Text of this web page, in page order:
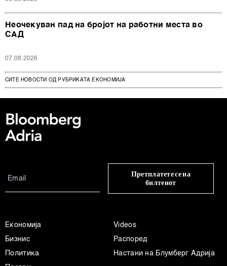
Неочекуван пад на бројот на работни места во
САД
07.08.2026
СИТЕ НОВОСТИ ОД РУБРИКАТА ЕКОНОМИЈА
Претплатете се на
билтенот
Економија
Бизнис
Политика
Videos
Распоред
Настани на Блумберг Адрија